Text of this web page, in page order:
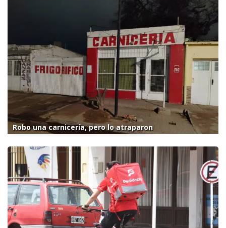
Robo una carnicería, pero lo atraparon